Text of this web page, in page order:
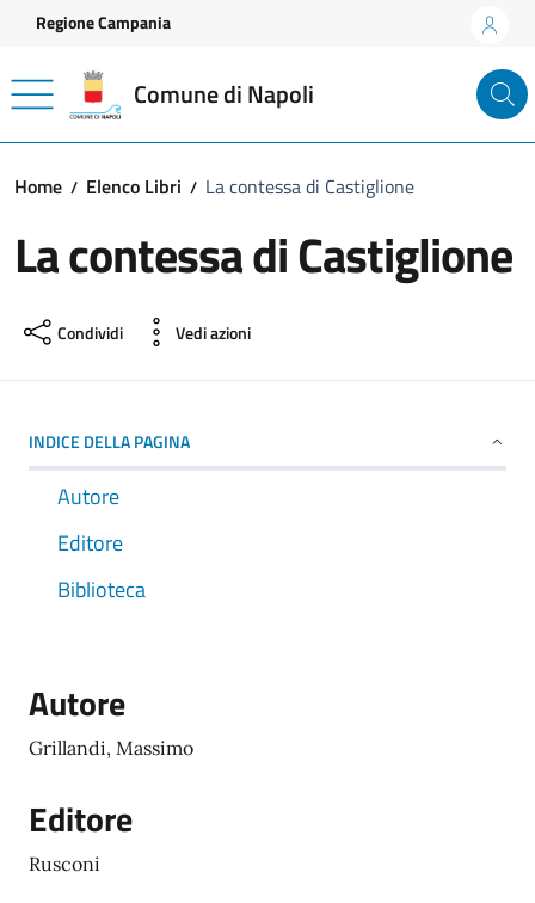
Vai ai contenuti
Vai al footer
Regione Campania
Comune di Napoli
Home Elenco Libri La contessa di Castiglione
La contessa di Castiglione
Condividi Vedi azioni
INDICE DELLA PAGINA
Autore
Editore
Biblioteca
Autore
Grillandi, Massimo
Editore
Rusconi